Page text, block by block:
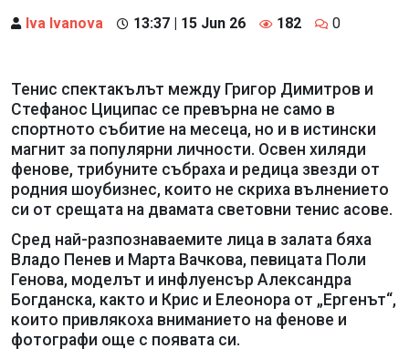
Iva Ivanova 13:37 | 15 Jun 26 182 0
Тенис спектакълът между Григор Димитров и
Стефанос Циципас се превърна не само в
спортното събитие на месеца, но и в истински
магнит за популярни личности. Освен хиляди
фенове, трибуните събраха и редица звезди от
родния шоубизнес, които не скриха вълнението
си от срещата на двамата световни тенис асове.
Сред най-разпознаваемите лица в залата бяха
Владо Пенев и Марта Вачкова, певицата Поли
Генова, моделът и инфлуенсър Александра
Богданска, както и Крис и Елеонора от „Ергенът“,
които привлякоха вниманието на фенове и
фотографи още с появата си.